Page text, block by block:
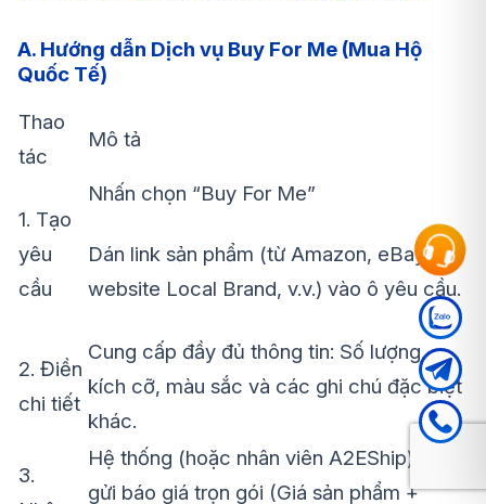
A. Hướng dẫn Dịch vụ Buy For Me (Mua Hộ
Quốc Tế)
Thao
tác
Mô tả
1. Tạo
yêu
cầu
Nhấn chọn “Buy For Me”
Dán link sản phẩm (từ Amazon, eBay,
website Local Brand, v.v.) vào ô yêu cầu.
2. Điền
chi tiết
Cung cấp đầy đủ thông tin: Số lượng,
kích cỡ, màu sắc và các ghi chú đặc biệt
khác.
3.
Hệ thống (hoặc nhân viên A2EShip) sẽ
gửi báo giá trọn gói (Giá sản phẩm +